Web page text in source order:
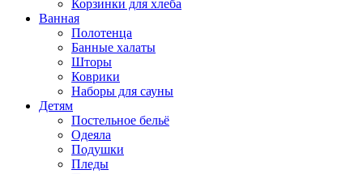
Корзинки для хлеба
Ванная
Полотенца
Банные халаты
Шторы
Коврики
Наборы для сауны
Детям
Постельное бельё
Одеяла
Подушки
Пледы